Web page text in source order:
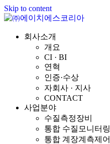
Skip to content
회사소개
개요
CI · BI
연혁
인증·수상
자회사 · 지사
CONTACT
사업분야
수질측정장비
통합 수질모니터링
통합 계장계측제어